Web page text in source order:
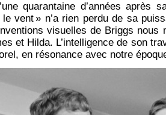
quarantaine d’années après
vent » n’a rien perdu de sa
visuelles de Briggs nous
et Hilda. L’intelligence de son
en résonance avec notre